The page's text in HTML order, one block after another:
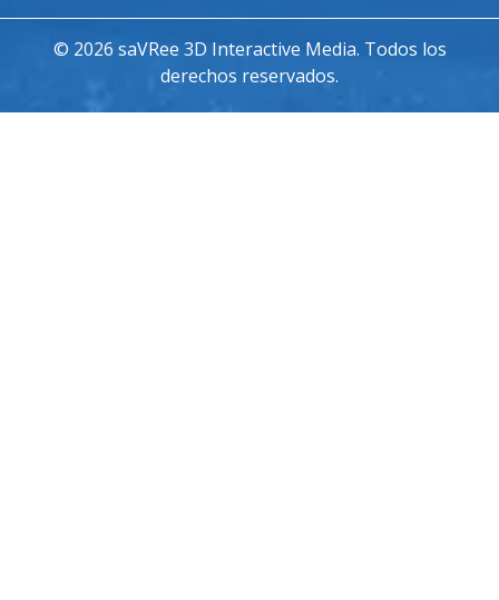
© 2026 saVRee 3D Interactive Media. Todos los
derechos reservados.